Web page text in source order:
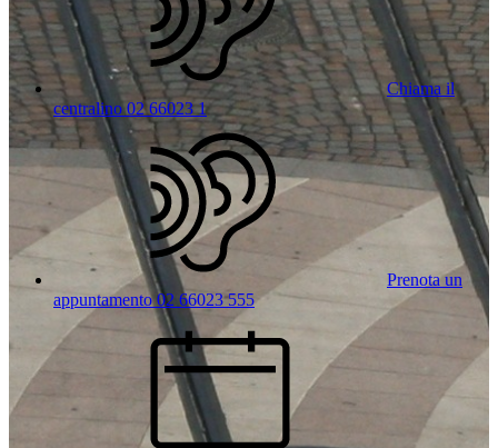
Chiama il
centralino 02 66023 1
Prenota un
appuntamento 02 66023 555